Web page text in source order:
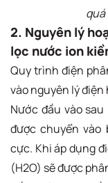
2. Nguyên lý
lọc nước ion
Quy trình điện
vào nguyên lý điện
Nước đầu vào
được chuyển vào
cực. Khi áp dụng
(H2O) sẽ được